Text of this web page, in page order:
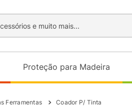
e muito mais...
Proteção para Madeira
Ferramentas Coador P/ Tinta